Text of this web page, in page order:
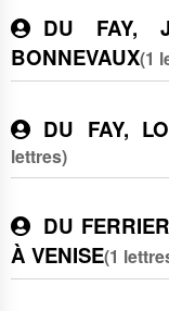
DU FAY,
BONNEVAUX(1
DU FAY,
lettres)
DU
À VENISE(1